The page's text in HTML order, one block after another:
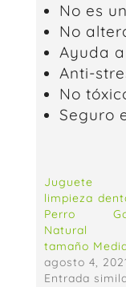
No es
No
Ayuda
Anti-
No
Seguro
Juguete
limpieza
Perro
Natural
tamaño
agosto 4,
Entrada